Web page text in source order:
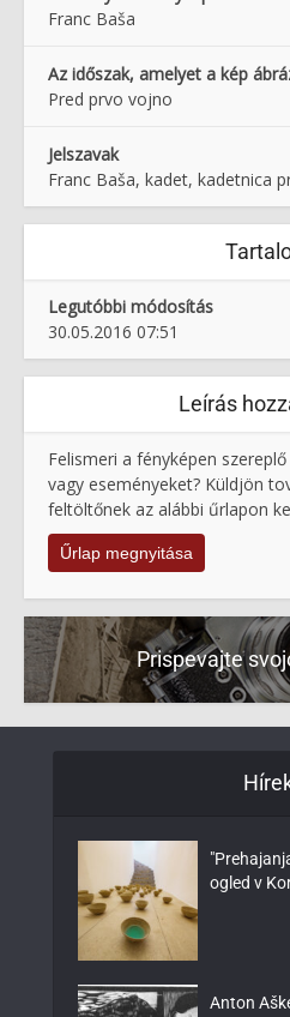
Franc Baša
Az időszak, amelyet a kép
Pred prvo vojno
Jelszavak
Franc Baša, kadet, kadetnica
Legutóbbi módosítás
30.05.2016 07:51
Leírás
Felismeri a fényképen
vagy eseményeket? Küldjön
feltöltőnek az alábbi űrlapon
Űrlap megnyitása
Prispevajte
ogled v
Anton